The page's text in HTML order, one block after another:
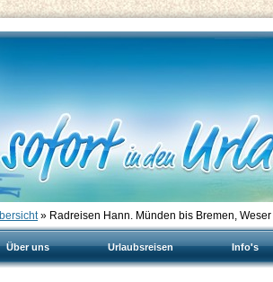
» Radreisen Hann. Münden bis Bremen,
Über uns Urlaubsreisen Info's